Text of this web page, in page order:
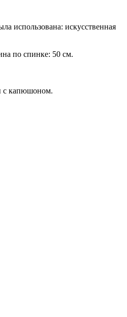
использована: искусственная
по спинке: 50 см.
с капюшоном.